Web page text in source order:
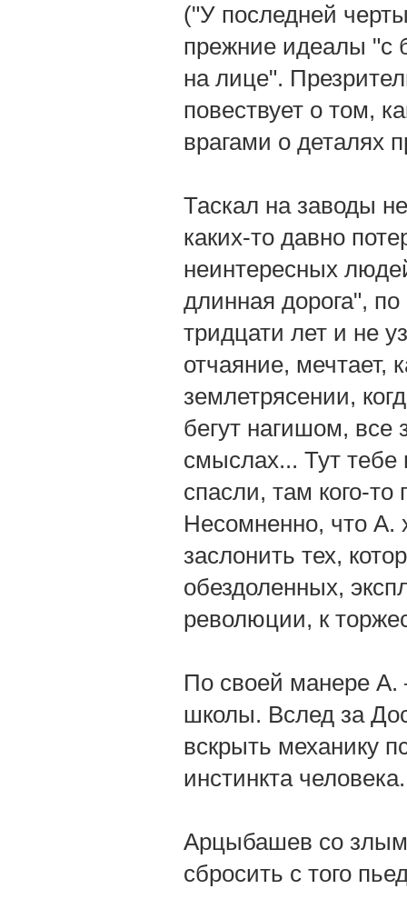
("У последней
прежние идеалы "с
на лице".
повествует о том,
врагами о деталях
Таскал на заводы
каких-то давно
неинтересных
длинная дорога",
тридцати лет и не
отчаяние, мечтает,
землетрясении,
бегут нагишом, все
смыслах... Тут тебе
спасли, там кого-
Несомненно, что А.
заслонить тех,
обездоленных,
революции, к
По своей манере А.
школы. Вслед за
вскрыть механику
инстинкта человека.
Арцыбашев со злым
сбросить с того